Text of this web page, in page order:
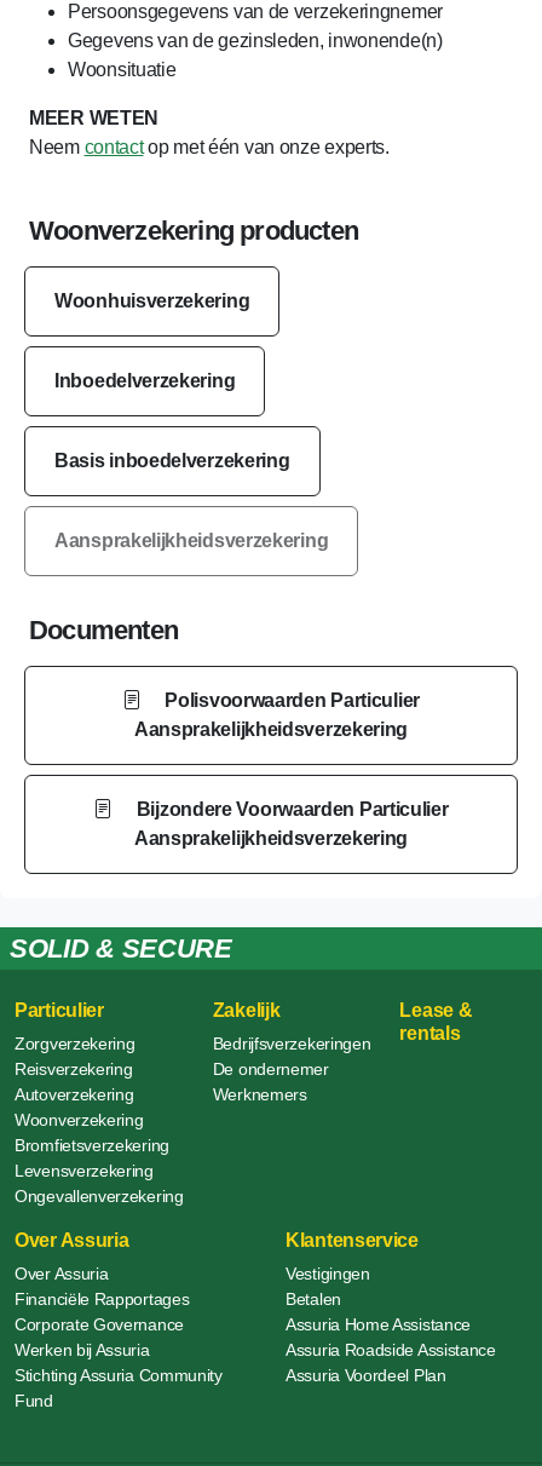
Persoonsgegevens van de verzekeringnemer
Gegevens van de gezinsleden, inwonende(n)
Woonsituatie
MEER WETEN
Neem contactop met één van onze experts.
Woonverzekering producten
Woonhuisverzekering
Inboedelverzekering
Basis inboedelverzekering
Aansprakelijkheidsverzekering
Documenten
Polisvoorwaarden Particulier
Aansprakelijkheidsverzekering
Bijzondere Voorwaarden Particulier
Aansprakelijkheidsverzekering
SOLID & SECURE
Particulier
Zorgverzekering
Reisverzekering
Autoverzekering
Woonverzekering
Bromfietsverzekering
Levensverzekering
Ongevallenverzekering
Zakelijk
Bedrijfsverzekeringen
De ondernemer
Werknemers
Lease &
rentals
Over Assuria
Over Assuria
Financiële Rapportages
Corporate Governance
Werken bij Assuria
Stichting Assuria Community
Fund
Klantenservice
Vestigingen
Betalen
Assuria Home Assistance
Assuria Roadside Assistance
Assuria Voordeel Plan